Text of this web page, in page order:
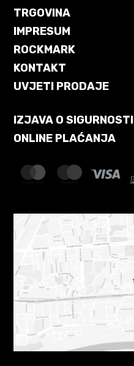
TRGOVINA
IMPRESUM
ROCKMARK
KONTAKT
UVJETI PRODAJE
IZJAVA O SIGURNOSTI
ONLINE PLAĆANJA